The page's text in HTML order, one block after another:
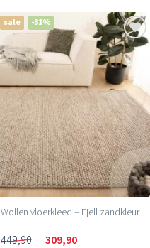
sale -31%
Wollen vloerkleed – Fjell zandkleur
449,90 309,90